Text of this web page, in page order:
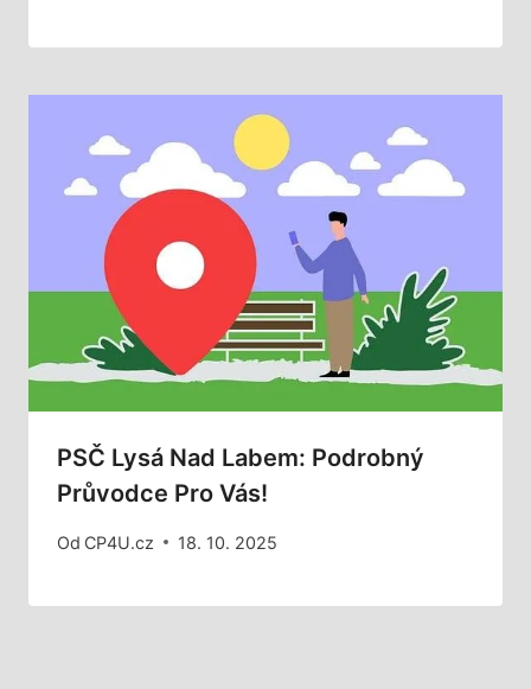
PSČ Lysá Nad Labem: Podrobný
Průvodce Pro Vás!
Od CP4U.cz 18. 10. 2025